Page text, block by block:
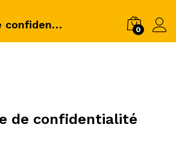
Politique de confidentialité 0
de confidentialité